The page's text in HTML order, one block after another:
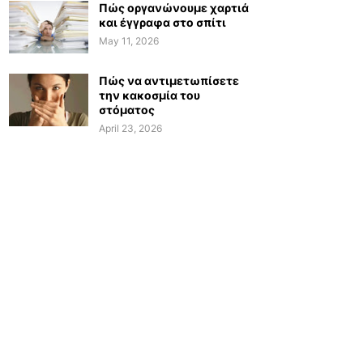
Πώς οργανώνουμε χαρτιά
και έγγραφα στο σπίτι
May 11, 2026
Πώς να αντιμετωπίσετε
την κακοσμία του
στόματος
April 23, 2026